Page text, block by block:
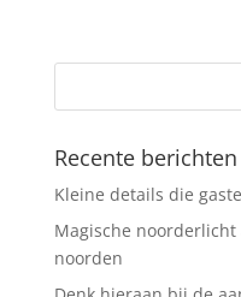
Recente berichten
Kleine details die
Magische
noorden